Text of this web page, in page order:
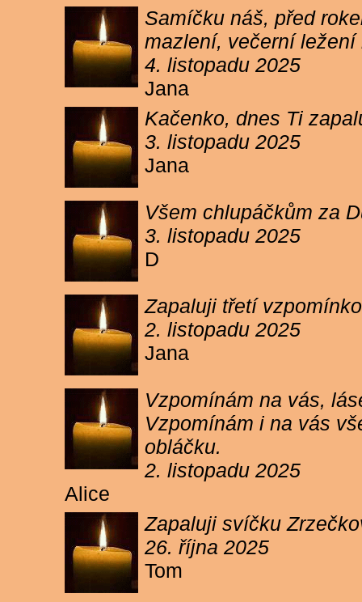
Samíčku náš, před
mazlení, večerní
4. listopadu 2025
Jana
Kačenko, dnes Ti
3. listopadu 2025
Jana
Všem chlupáčkům za
3. listopadu 2025
D
Zapaluji třetí
2. listopadu 2025
Jana
Vzpomínám na vás,
Vzpomínám i na vás
obláčku.
2. listopadu 2025
Alice
Zapaluji svíčku
26. října 2025
Tom